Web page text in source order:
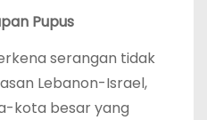
Pupus
serangan tidak
Lebanon-Israel,
kota besar yang